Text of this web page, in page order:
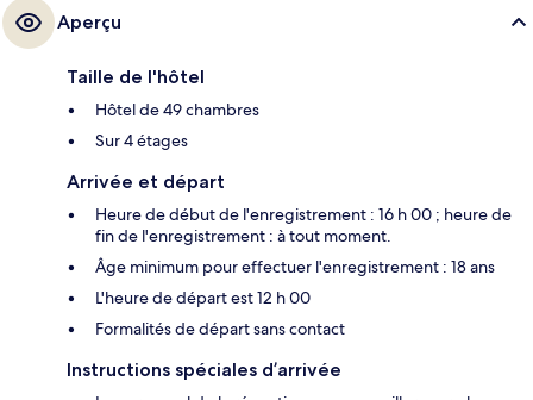
Aperçu
Taille de l'hôtel
Hôtel de 49 chambres
Sur 4 étages
Arrivée et départ
Heure de début de l'enregistrement : 16 h 00 ; heure de
fin de l'enregistrement : à tout moment.
Âge minimum pour effectuer l'enregistrement : 18 ans
L'heure de départ est 12 h 00
Formalités de départ sans contact
Instructions spéciales d’arrivée